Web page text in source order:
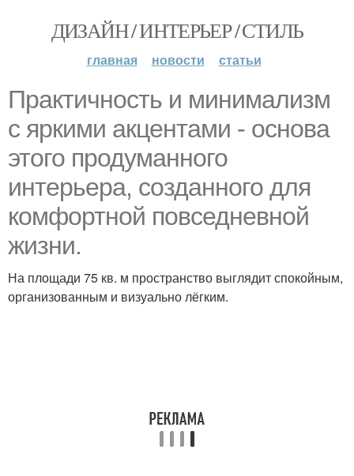
ДИЗАЙН / ИНТЕРЬЕР / СТИЛЬ
главная новости статьи
Практичность и минимализм
с яркими акцентами - основа
этого продуманного
интерьера, созданного для
комфортной повседневной
жизни.
На площади 75 кв. м пространство выглядит спокойным,
организованным и визуально лёгким.